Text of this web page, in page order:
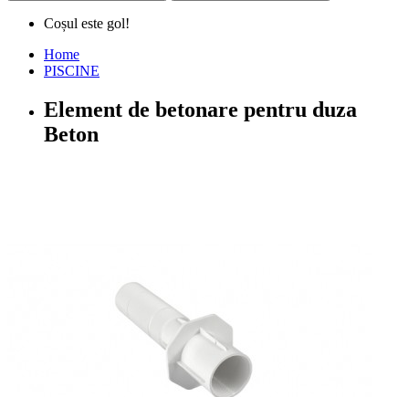
Coșul este gol!
Home
PISCINE
Element de betonare pentru duza
Beton